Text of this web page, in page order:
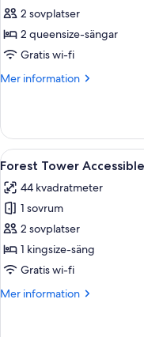
Queen
+
SplashBayTicket,4Pax
CI
Day
Bay
PKG]
Forest
Tower
Double
BayTicket,4Pax(CI
DayOnly)
2 sovplatser
2 queensize-sängar
Gratis wi-fi
Mer information
Mer
Bay
PKG]
Forest
Business
Deluxe
Double
Queen(NoView)+Splash
BayTicket,4Pax(CI
DayOnly)
Öppna
alla
foton
för
Forest
Tower
Accessible
5
Forest Tower
44 kvadratmeter
1 sovrum
2 sovplatser
1 kingsize-säng
Gratis wi-fi
Mer information
Mer